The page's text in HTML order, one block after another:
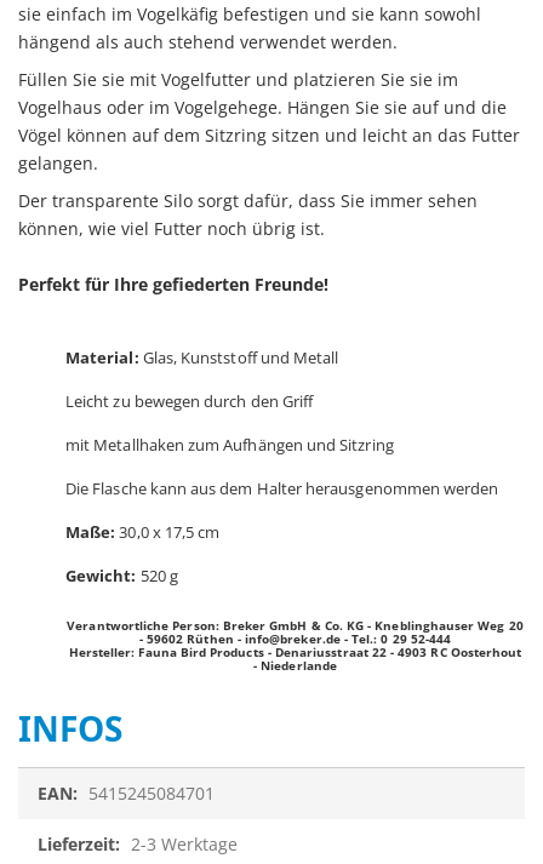
sie einfach im Vogelkäfig befestigen und sie kann sowohl
hängend als auch stehend verwendet werden.
Füllen Sie sie mit Vogelfutter und platzieren Sie sie im
Vogelhaus oder im Vogelgehege. Hängen Sie sie auf und die
Vögel können auf dem Sitzring sitzen und leicht an das Futter
gelangen.
Der transparente Silo sorgt dafür, dass Sie immer sehen
können, wie viel Futter noch übrig ist.
Perfekt für Ihre gefiederten Freunde!
Material: Glas, Kunststoff und Metall
Leicht zu bewegen durch den Griff
mit Metallhaken zum Aufhängen und Sitzring
Die Flasche kann aus dem Halter herausgenommen werden
Maße: 30,0 x 17,5 cm
Gewicht: 520 g
Verantwortliche Person: Breker GmbH & Co. KG - Kneblinghauser Weg 20
- 59602 Rüthen - info@breker.de- Tel.: 0 29 52-444
Hersteller: Fauna Bird Products - Denariusstraat 22 - 4903 RC Oosterhout
- Niederlande
INFOS
5415245084701
2-3 Werktage